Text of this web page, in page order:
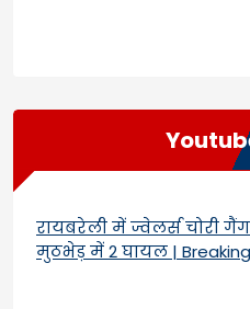
रायबरेली में ज्वेलर्स चोरी
मुठभेड़ में 2 घायल |